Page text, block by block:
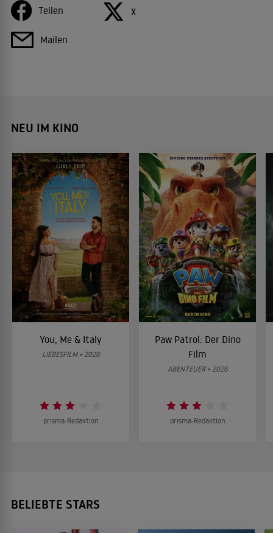
Teilen X
Mailen
NEU IM KINO
You, Me & Italy
LIEBESFILM • 2026
prisma-Redaktion
Paw Patrol: Der Dino
Film
ABENTEUER • 2026
prisma-Redaktion
BELIEBTE STARS